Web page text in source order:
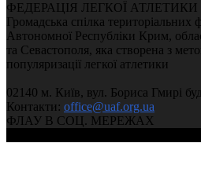
ФЕДЕРАЦІЯ ЛЕГКОЇ АТЛЕТИКИ
Громадська спілка територіальних
Автономної Республіки Крим,
та Севастополя, яка створена з
популяризації легкої атлетики
02140 м. Київ, вул. Бориса Гмирі
Контакти: office@uaf.org.ua
ФЛАУ В СОЦ. МЕРЕЖАХ